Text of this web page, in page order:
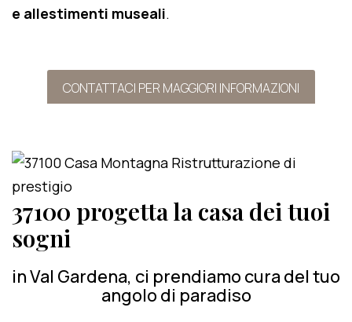
e allestimenti museali.
CONTATTACI PER MAGGIORI INFORMAZIONI
37100 progetta la casa dei tuoi
sogni
in Val Gardena, ci prendiamo cura del tuo
angolo di paradiso